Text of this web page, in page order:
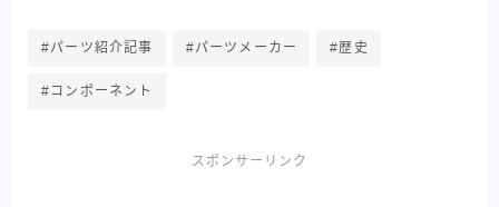
#パーツ紹介記事 #パーツメーカー #歴史
#コンポーネント
スポンサーリンク